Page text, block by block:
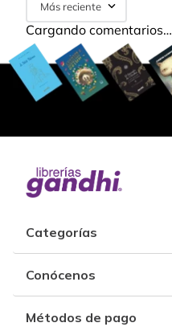
Más reciente
Cargando comentarios…
Categorías
Conócenos
Métodos de pago